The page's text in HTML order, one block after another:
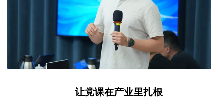
让党课在产业里扎根